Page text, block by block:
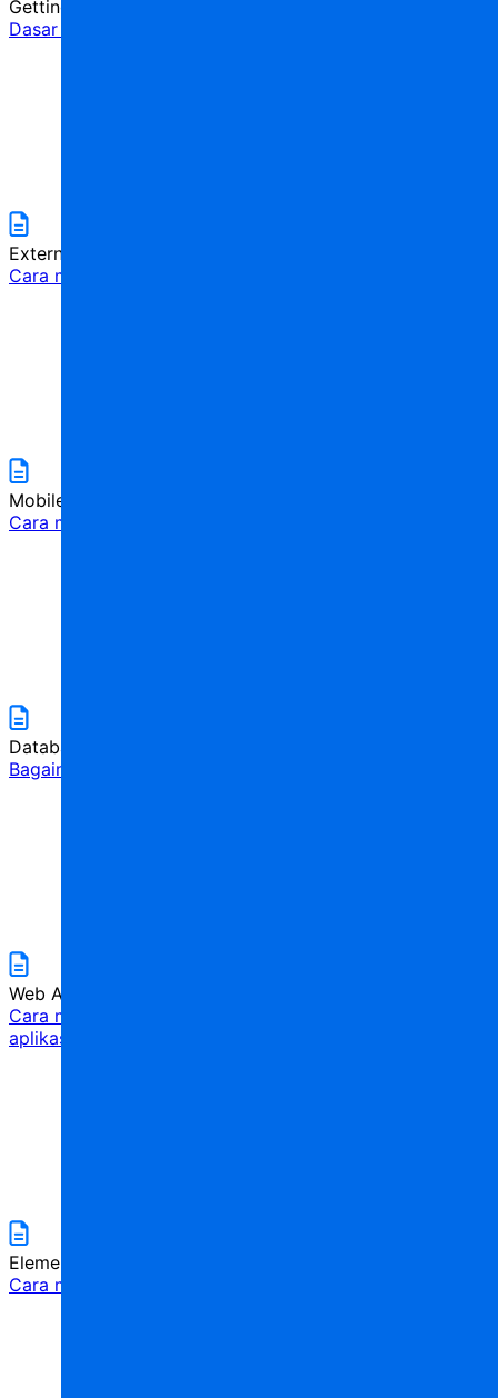
Getting Started
Dasar AppMaster
External Api
Cara menggunakan WebSocket
Mobile Applications
Cara mengirim pemberitahuan push
Database
Bagaimana cara membuat tabel database referensi diri?
Web Applications
Cara mengonfigurasi kontrol akses untuk halaman di
aplikasi web
Elements Design
Cara menggunakan iframe